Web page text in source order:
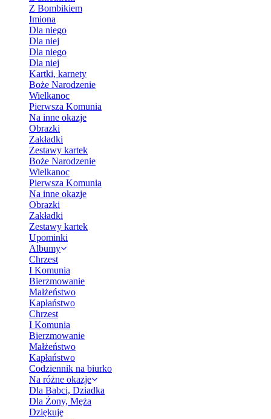
Z Bombikiem
Imiona
Dla niego
Dla niej
Dla niego
Dla niej
Kartki, karnety
Boże Narodzenie
Wielkanoc
Pierwsza Komunia
Na inne okazje
Obrazki
Zakładki
Zestawy kartek
Boże Narodzenie
Wielkanoc
Pierwsza Komunia
Na inne okazje
Obrazki
Zakładki
Zestawy kartek
Upominki
Albumy
Chrzest
I Komunia
Bierzmowanie
Małżeństwo
Kapłaństwo
Chrzest
I Komunia
Bierzmowanie
Małżeństwo
Kapłaństwo
Codziennik na biurko
Na różne okazje
Dla Babci, Dziadka
Dla Żony, Męża
Dziękuję